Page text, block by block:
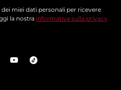
miei dati personali per ricevere
la nostra informativa sulla privacy